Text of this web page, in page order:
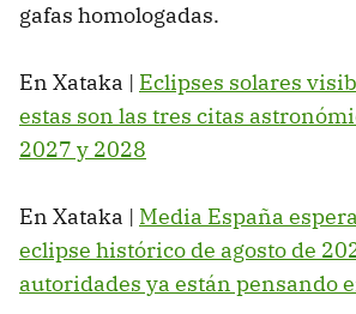
gafas homologadas.
En Xataka | Eclipses solares
estas son las tres citas
2027 y 2028
En Xataka | Media España
eclipse histórico de agosto de
autoridades ya están pensando